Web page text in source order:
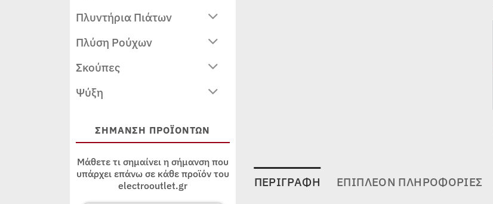
Πλυντήρια Πιάτων
Πλύση Ρούχων
Σκούπες
Ψύξη
ΣΗΜΑΝΣΗ ΠΡΟΪΟΝΤΩΝ
Μάθετε τι σημαίνει η σήμανση που
υπάρχει επάνω σε κάθε προϊόν του
electrooutlet.gr
ΠΕΡΙΓΡΑΦΉ ΕΠΙΠΛΈΟΝ ΠΛΗΡΟΦΟΡΊΕΣ